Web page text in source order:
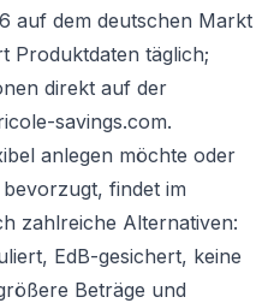
auf dem deutschen Markt
Produktdaten täglich;
direkt auf der
savings.com.
anlegen möchte oder
findet im
zahlreiche Alternativen:
EdB-gesichert, keine
Beträge und